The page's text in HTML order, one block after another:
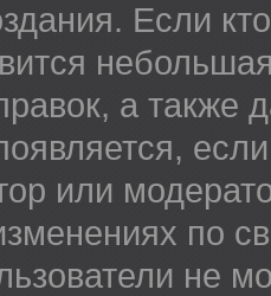
Если
а также
или
по
не